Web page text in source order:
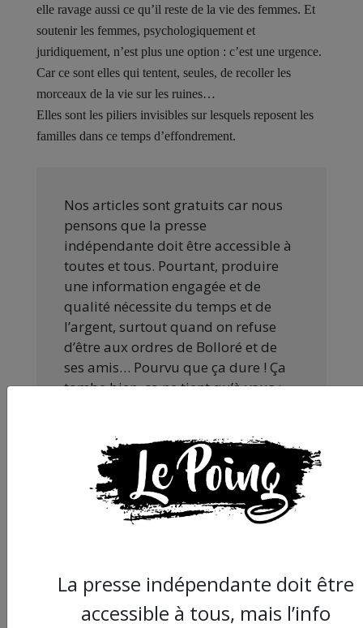
elle ravage aussi ce qu’il reste de la vie des femmes. Et
soutenir les femmes, psychologiquement et
juridiquement, n’est plus une option : c’est une urgence.
Car ce sont elles qui tentent, seules, de recoller les
morceaux de la vie sur les ruines…
Elles sont les piliers invisibles sur lesquels reposent les
familles dans ce temps d’effondrement.
Nos articles sont gratuits car nous
pensons que la presse
indépendante doit être accessible à
toutes et tous. Pourtant, produire
une information engagée et de
qualité nécessite du temps et de
l’argent, surtout quand on refuse
d’être aux ordres de Bolloré et de
ses amis… Pourvu que ça dure ! Ça
tombe bien, ça ne tient qu’à vous :
JE FAIS UN DON
cet article :
La presse indépendante doit être
accessible à tous, mais l’info